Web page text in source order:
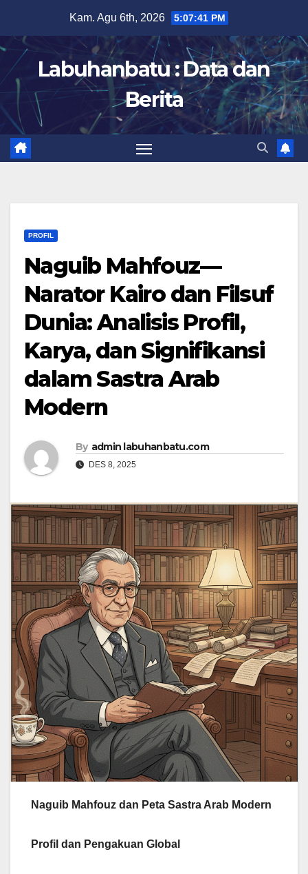
content
Kam. Agu 6th, 2026 5:07:42 PM
Labuhanbatu : Data dan
Berita
PROFIL
Naguib Mahfouz—
Narator Kairo dan Filsuf
Dunia: Analisis Profil,
Karya, dan Signifikansi
dalam Sastra Arab
Modern
By admin labuhanbatu.com
DES 8, 2025
Naguib Mahfouz dan Peta Sastra Arab Modern
Profil dan Pengakuan Global